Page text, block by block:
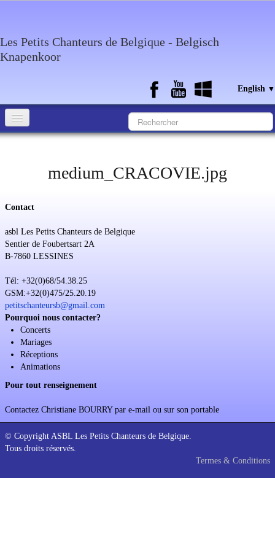
Les Petits Chanteurs de Belgique - Belgisch
Knapenkoor
English ▼
What about the choir
Discography
Soutien
Sponsoring
Events
medium_CRACOVIE.jpg
Contact
asbl Les Petits Chanteurs de Belgique
Sentier de Foubertsart 2A
B-7860 LESSINES
Tél: +32(0)68/54.38.25
GSM:+32(0)475/25.20.19
petitschanteursb@gmail.com
Pourquoi nous contacter?
Concerts
Mariages
Réceptions
Animations
Pour tout renseignement
Contactez Christiane BOURRY par e-mail ou sur son portable
© Copyright ASBL Les Petits Chanteurs de Belgique.
Tous droits réservés.
Termes & Conditions